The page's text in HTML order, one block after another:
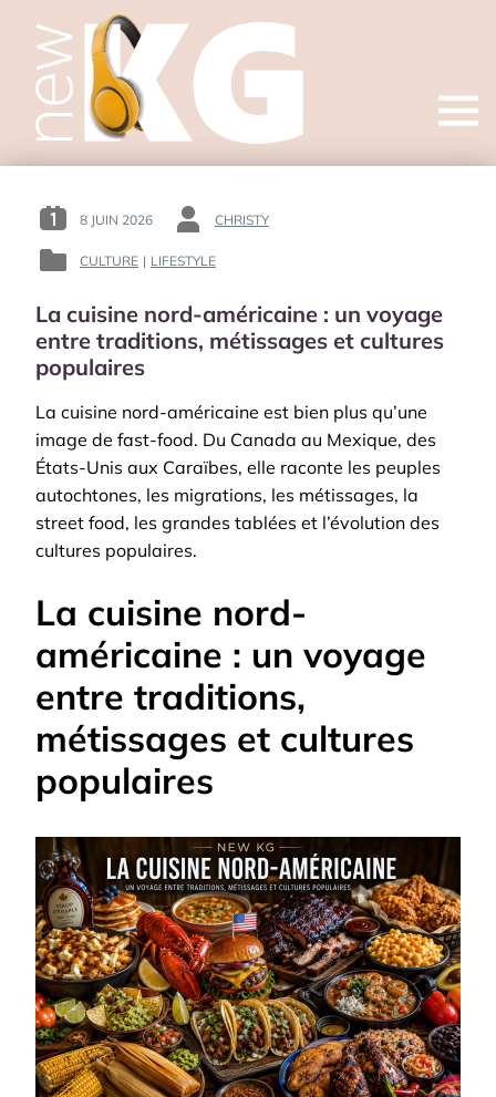
Open
POSTED
ON
8 JUIN 2026
BY
CHRISTY
POSTED
:
CULTURE | LIFESTYLE
La cuisine nord-américaine : un voyage
entre traditions, métissages et cultures
populaires
La cuisine nord-américaine est bien plus qu’une
image de fast-food. Du Canada au Mexique, des
États-Unis aux Caraïbes, elle raconte les peuples
autochtones, les migrations, les métissages, la
street food, les grandes tablées et l’évolution des
cultures populaires.
La cuisine nord-
américaine : un voyage
entre traditions,
métissages et cultures
populaires